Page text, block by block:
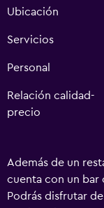
Ubicación
Servicios
Personal
Relación calidad-
precio
Además de un
cuenta con un bar
Podrás disfrutar